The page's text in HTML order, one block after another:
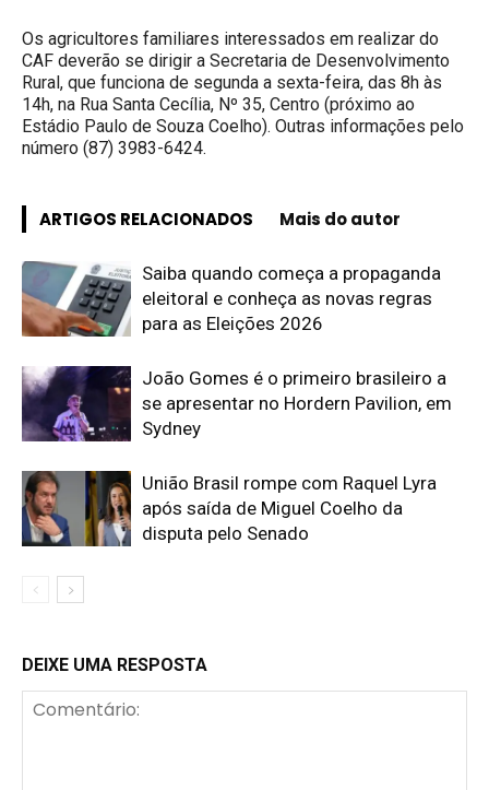
Os agricultores familiares interessados em realizar do
CAF deverão se dirigir a Secretaria de Desenvolvimento
Rural, que funciona de segunda a sexta-feira, das 8h às
14h, na Rua Santa Cecília, Nº 35, Centro (próximo ao
Estádio Paulo de Souza Coelho). Outras informações pelo
número (87) 3983-6424.
ARTIGOS RELACIONADOS Mais do autor
Saiba quando começa a propaganda
eleitoral e conheça as novas regras
para as Eleições 2026
João Gomes é o primeiro brasileiro a
se apresentar no Hordern Pavilion, em
Sydney
União Brasil rompe com Raquel Lyra
após saída de Miguel Coelho da
disputa pelo Senado
DEIXE UMA RESPOSTA